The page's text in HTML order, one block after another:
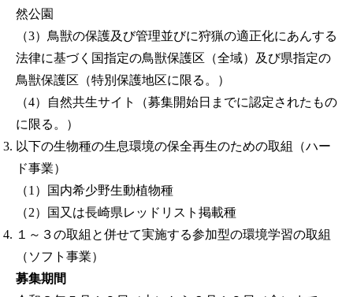
然公園
（3）鳥獣の保護及び管理並びに狩猟の適正化にあんする
法律に基づく国指定の鳥獣保護区（全域）及び県指定の
鳥獣保護区（特別保護地区に限る。）
（4）自然共生サイト（募集開始日までに認定されたもの
に限る。）
以下の生物種の生息環境の保全再生のための取組（ハー
ド事業）
（1）国内希少野生動植物種
（2）国又は長崎県レッドリスト掲載種
１～３の取組と併せて実施する参加型の環境学習の取組
（ソフト事業）
募集期間